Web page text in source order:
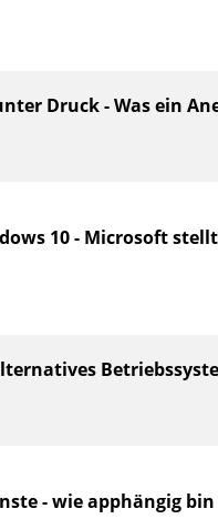
Druck - Was ein
10 - Microsoft
- wie apphängig